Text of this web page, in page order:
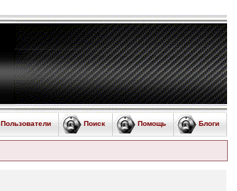
Блоги
Помощь
Поиск
Пользователи